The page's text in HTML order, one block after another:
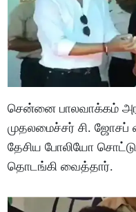
சென்னை பாலவாக்கம்
முதலமைச்சர் சி.
தேசிய போலியோ சொட்டு
தொடங்கி வைத்தார்.